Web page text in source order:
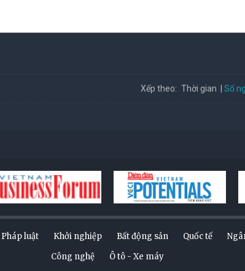
Xếp theo: Thời gian Số
Pháp luật Khởi nghiệp Bất động sản Quốc tế
Công nghệ
Ô tô - Xe máy